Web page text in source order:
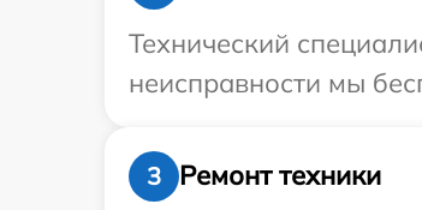
Технический
неисправности мы
3
Ремонт техники